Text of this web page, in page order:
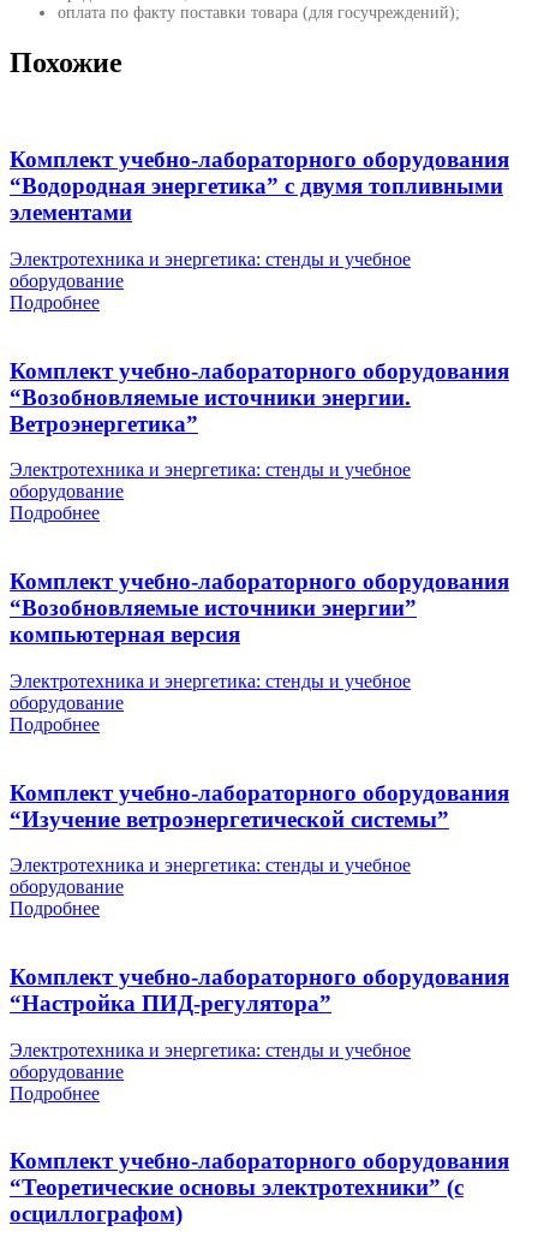
оплата по факту поставки товара (для госучреждений);
Похожие
Комплект учебно-лабораторного оборудования
“Водородная энергетика” с двумя топливными
элементами
Электротехника и энергетика: стенды и учебное
оборудование
Подробнее
Комплект учебно-лабораторного оборудования
“Возобновляемые источники энергии.
Ветроэнергетика”
Электротехника и энергетика: стенды и учебное
оборудование
Подробнее
Комплект учебно-лабораторного оборудования
“Возобновляемые источники энергии”
компьютерная версия
Электротехника и энергетика: стенды и учебное
оборудование
Подробнее
Комплект учебно-лабораторного оборудования
“Изучение ветроэнергетической системы”
Электротехника и энергетика: стенды и учебное
оборудование
Подробнее
Комплект учебно-лабораторного оборудования
“Настройка ПИД-регулятора”
Электротехника и энергетика: стенды и учебное
оборудование
Подробнее
Комплект учебно-лабораторного оборудования
“Теоретические основы электротехники” (с
осциллографом)